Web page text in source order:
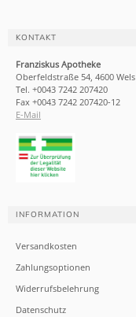
KONTAKT
Franziskus Apotheke
Oberfeldstraße 54, 4600 Wels
Tel. +0043 7242 207420
Fax +0043 7242 207420-12
E-Mail
INFORMATION
Versandkosten
Zahlungsoptionen
Widerrufsbelehrung
Datenschutz